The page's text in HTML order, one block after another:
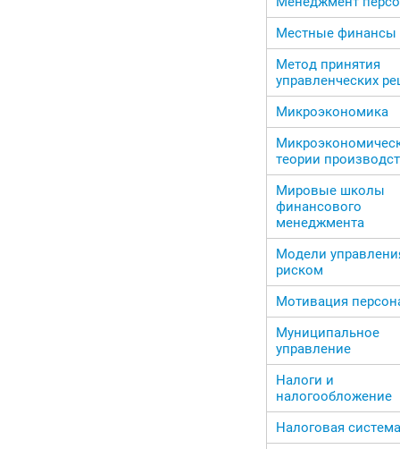
Местные финансы
Метод принятия
управленческих
Микроэкономика
теории
Мировые школы
финансового
менеджмента
Модели
риском
Мотивация
Муниципальное
управление
Налоги и
налогообложение
Налоговая система